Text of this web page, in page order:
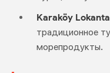
Karaköy
традиционное
морепродукты.